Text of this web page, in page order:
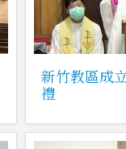
新竹教區成
禮